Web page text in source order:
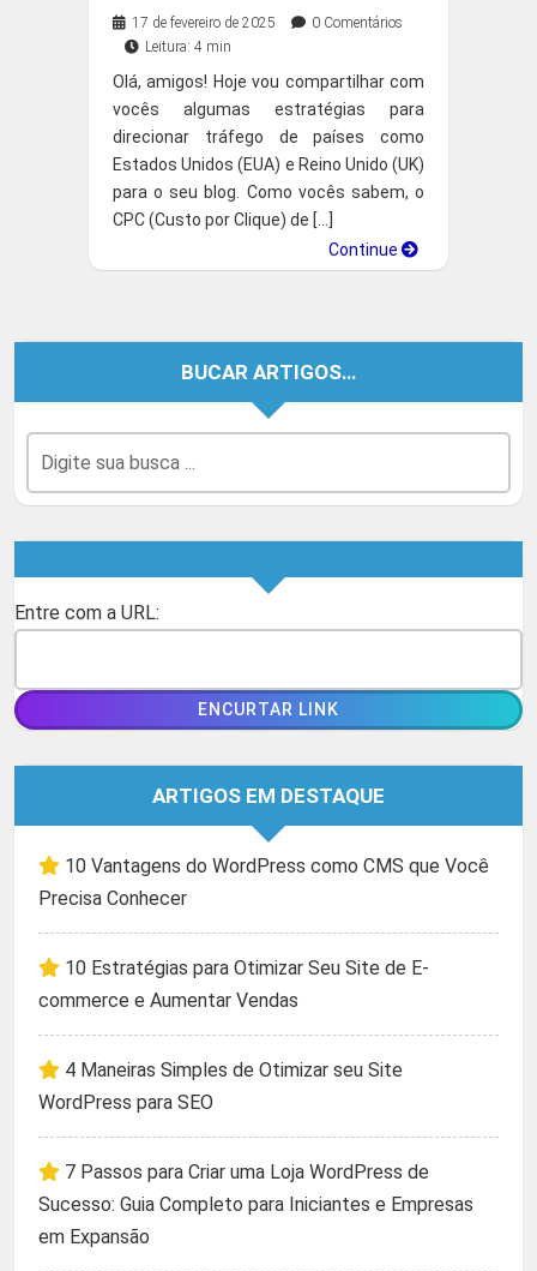
17 de fevereiro de 2025
0 Comentários
Leitura: 4 min
Olá, amigos! Hoje vou compartilhar com
vocês algumas estratégias para
direcionar tráfego de países como
Estados Unidos (EUA) e Reino Unido (UK)
para o seu blog. Como vocês sabem, o
CPC (Custo por Clique) de […]
Continue
BUCAR ARTIGOS…
Entre com a URL:
ARTIGOS EM DESTAQUE
10 Vantagens do WordPress como CMS que Você
Precisa Conhecer
10 Estratégias para Otimizar Seu Site de E-
commerce e Aumentar Vendas
4 Maneiras Simples de Otimizar seu Site
WordPress para SEO
7 Passos para Criar uma Loja WordPress de
Sucesso: Guia Completo para Iniciantes e Empresas
em Expansão